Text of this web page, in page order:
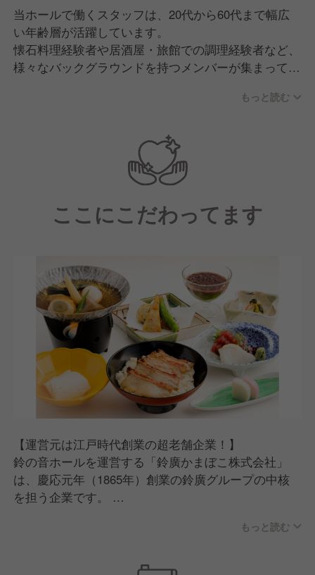
団体バスが4〜5台来られることも珍しくなく、1日に
600人ほどお越しになることもあります。
逆に、世間でいう夏休みやゴールデンウィークが閑散
期となっています。
ありがたいことにまだまだニーズは高く、小田原・箱
根を訪れる多くの方々にご利用いただいています。
これからも小田原・箱根の魅力を支える一員として営
業を続けてまいります。
そして現在は戦力強化に向けて、新しい仲間の採用活
当ホールで働くスタッフは、20代から60代まで幅広
い年齢層が活躍しています。
懐石料理経験者や居酒屋・旅館での調理経験者など、
様々なバックグラウンドを持つメンバーが集まってい
てくれたり、閑散期にはホールスタッフが売り場をサ
ポートするなど、鈴廣かまぼこの里全体でチームワー
クを大切にしながら働いてくれています。
【求める人物像】
■固定概念にとらわれずに柔軟に物事を考えられる方
■食を通じて人と社会の役に立ちたいという想いを持
っている方
■チームワークを大切にしながら、自ら考え行動でき
る方
もっと読む
ここにこだわってます
【運営元は江戸時代創業の超老舗企業！】
鈴の音ホールを運営する「鈴廣かまぼこ株式会社」
は、慶応元年（1865年）創業の鈴廣グループの中核
を担う企業です。
で、社是「老舗にあって、老舗にあらず」の精神のも
もっと読む